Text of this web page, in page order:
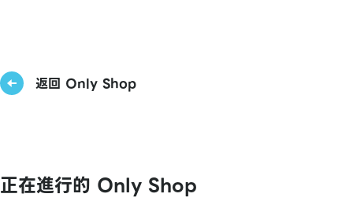
返回 Only Shop
正在進行的 Only Shop